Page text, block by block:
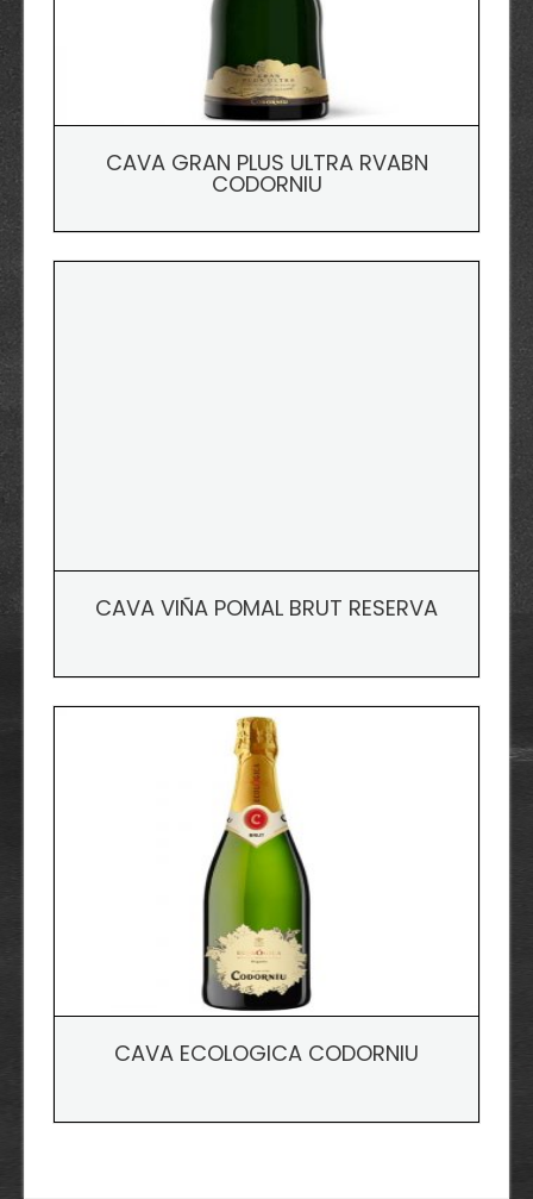
CAVA GRAN PLUS ULTRA RVABN
CODORNIU
CAVA VIÑA POMAL BRUT RESERVA
CAVA ECOLOGICA CODORNIU